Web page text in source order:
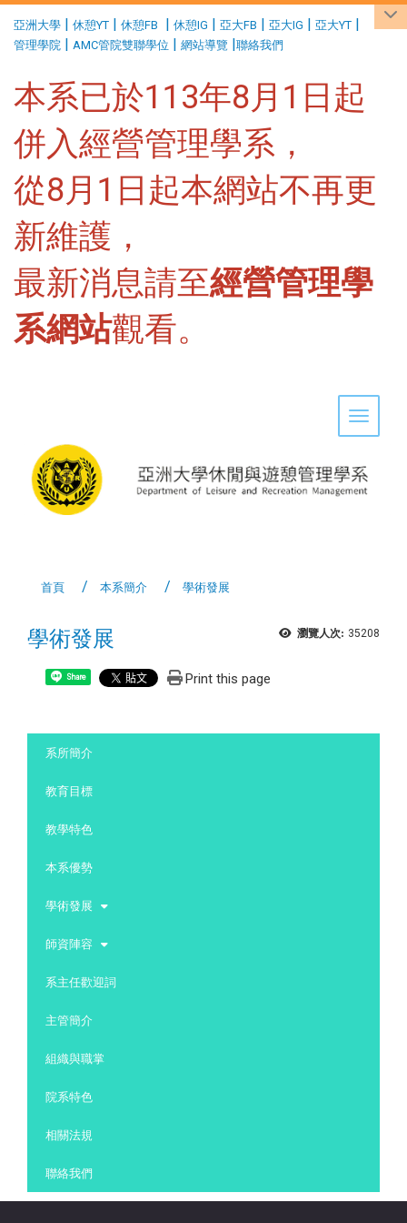
亞洲大學 | 休憩YT | 休憩FB | 休憩IG | 亞大FB | 亞大IG | 亞大YT |
管理學院 | AMC管院雙聯學位 | 網站導覽 |聯絡我們
本系已於113年8月1日起
併入經營管理學系，
從8月1日起本網站不再更
新維護，
最新消息請至經營管理學
系網站觀看。
Toggle
首頁 本系簡介 學術發展
瀏覽人次: 35208
學術發展
Share Print this page
系所簡介
教育目標
教學特色
本系優勢
學術發展
師資陣容
系主任歡迎詞
主管簡介
組織與職掌
院系特色
相關法規
聯絡我們